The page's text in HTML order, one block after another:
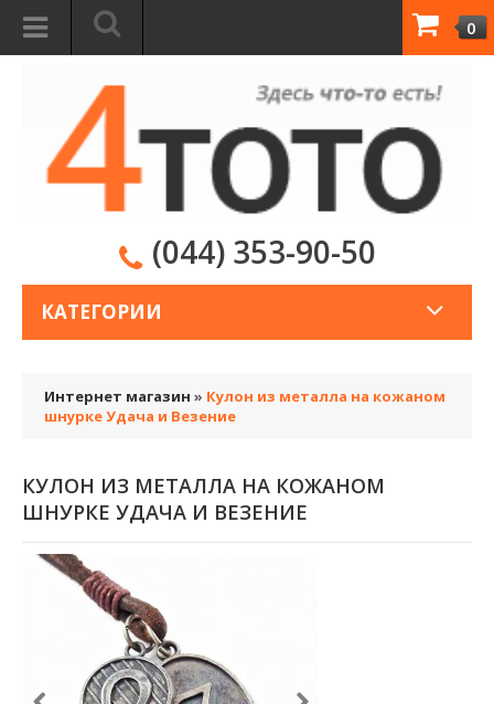
0
(044) 353-90-50
КАТЕГОРИИ
Интернет магазин » Кулон из металла на кожаном
шнурке Удача и Везение
КУЛОН ИЗ МЕТАЛЛА НА КОЖАНОМ
ШНУРКЕ УДАЧА И ВЕЗЕНИЕ